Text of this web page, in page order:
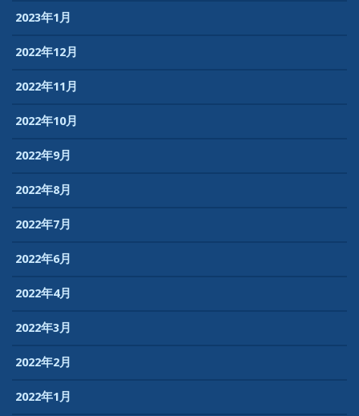
2023年1月
2022年12月
2022年11月
2022年10月
2022年9月
2022年8月
2022年7月
2022年6月
2022年4月
2022年3月
2022年2月
2022年1月